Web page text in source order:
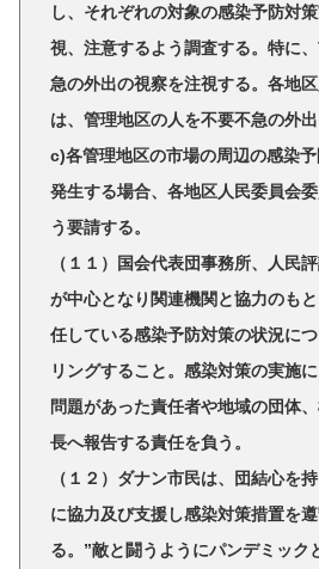
し、それぞれの対象の感染予防対
視、注意するよう調査する。特に
急の外出の視察を注視する。各地
は、管理地区の人を不要不急の外出
c)各管理地区の市場の周辺の感染
発生する場合、各地区人民委員会
う要請する。
（１１）国会代表団事務所、人民
が中心となり関連機関と協力のも
任している感染予防対策の状況に
リングすること。感染対策の実施
問題があった責任者や地域の団体
長へ報告する責任を負う。
（１２）ダナン市民は、団結心を
に協力及び支援し感染対策措置を
る。”敵と闘うようにパンデミック